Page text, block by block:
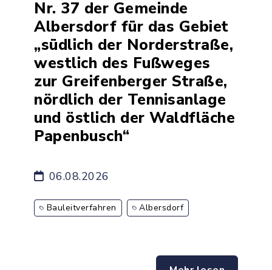
Nr. 37 der Gemeinde
Albersdorf für das Gebiet
„südlich der Norderstraße,
westlich des Fußweges
zur Greifenberger Straße,
nördlich der Tennisanlage
und östlich der Waldfläche
Papenbusch“
06.08.2026
Bauleitverfahren Albersdorf